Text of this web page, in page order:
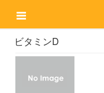
ビタミンD